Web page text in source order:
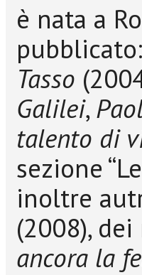
è nata a
pubblicato:
Tasso
Galilei,
talento di
sezione
inoltre
(2008),
ancora la